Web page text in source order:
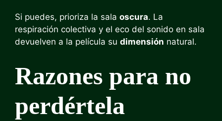
Si puedes, prioriza la sala oscura. La
respiración colectiva y el eco del sonido en sala
devuelven a la película su dimensión natural.
Razones para no
perdértela